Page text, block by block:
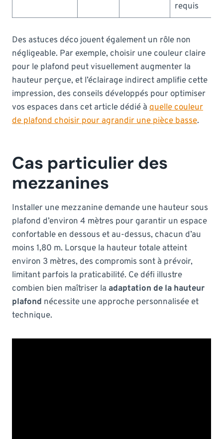
requis
Des astuces déco jouent également un rôle non
négligeable. Par exemple, choisir une couleur claire
pour le plafond peut visuellement augmenter la
hauteur perçue, et l’éclairage indirect amplifie cette
impression, des conseils développés pour optimiser
vos espaces dans cet article dédié à quelle couleur
de plafond choisir pour agrandir une pièce basse.
Cas particulier des
mezzanines
Installer une mezzanine demande une hauteur sous
plafond d’environ 4 mètres pour garantir un espace
confortable en dessous et au-dessus, chacun d’au
moins 1,80 m. Lorsque la hauteur totale atteint
environ 3 mètres, des compromis sont à prévoir,
limitant parfois la praticabilité. Ce défi illustre
combien bien maîtriser la adaptation de la hauteur
plafond nécessite une approche personnalisée et
technique.